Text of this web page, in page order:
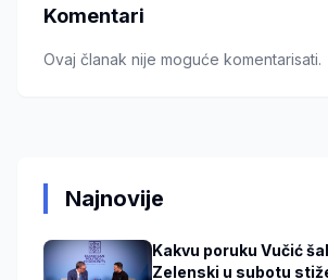
Komentari
Ovaj članak nije moguće komentarisati.
Najnovije
Kakvu poruku Vučić
Zelenski u subotu